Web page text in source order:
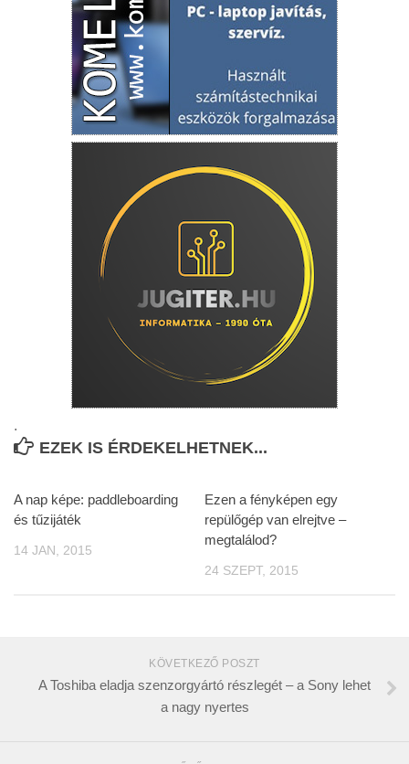
.
EZEK IS ÉRDEKELHETNEK...
A nap képe: paddleboarding
és tűzijáték
14 JAN, 2015
Ezen a fényképen egy
repülőgép van elrejtve –
megtalálod?
24 SZEPT, 2015
KÖVETKEZŐ POSZT
A Toshiba eladja szenzorgyártó részlegét – a Sony lehet
a nagy nyertes